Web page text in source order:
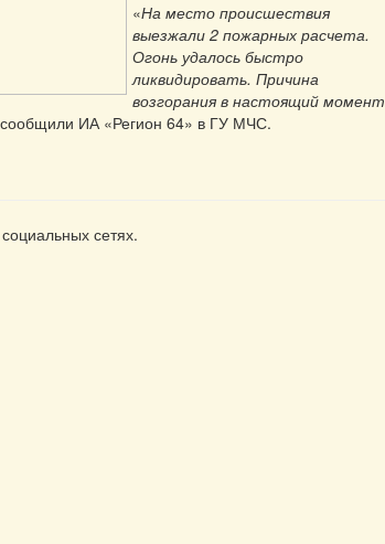
«На место происшествия
выезжали 2 пожарных расчета.
Огонь удалось быстро
ликвидировать. Причина
возгорания в настоящий момент
ИА «Регион 64» в ГУ МЧС.
сетях.